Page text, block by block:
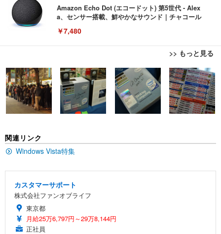
Amazon Echo Dot (エコードット) 第5世代 - Alex
a、センサー搭載、鮮やかなサウンド｜チャコール
￥7,480
>> もっと見る
[EdoErgo] オフィスチェア 椅子 テレワーク 疲れな
い 跳ね上げ式アームレスト コンパクト 約105度ロッ
キング pc 事務椅子 360度回転 座面昇降 強化ナイロ
ン樹脂ベース 通気性メッシュ 在宅ワーク H-WY01
(黒網+黒枠+黒足)
￥5,699
ュチェア 人間工学 疲れない ブラック
￥27,999
Sezlife オフィスチェア デスクチェア 疲れない テレ
ワーク チェア 強化バックレスト 30度ロッキング機
レスト 3Dヘッドレスト ハンガー付き 高反発クッシ
ョン PCチェア 通気性メッシュ ゲーミング/勉強/事
￥7,680
EIZO ビジネス向けプレミアムモニター | FlexScan
EV3240X-WT | 31.5型4K UHD・USB Type-C・ホワ
イト
￥105,595
イト
【純正品】27"ゲーミングモニター DualSense 充電
フック付き（CFI-ZDM1J）
￥49,979
Amazonベーシック ペットシーツ 薄型 レギュラー 1
回使い捨て 無香料 ホワイト 300枚
￥3,373
x2袋(84枚) ホワイト(吸収面:ライトブルー)
￥3,234
ネオ・ルーライフ ネオ・オムツ L 中型犬用 26枚入
り 単品
￥1,800
関連リンク
Windows Vista特集
カスタマーサポート
株式会社ファンオブライフ
東京都
月給25万6,797円～29万8,144円
正社員